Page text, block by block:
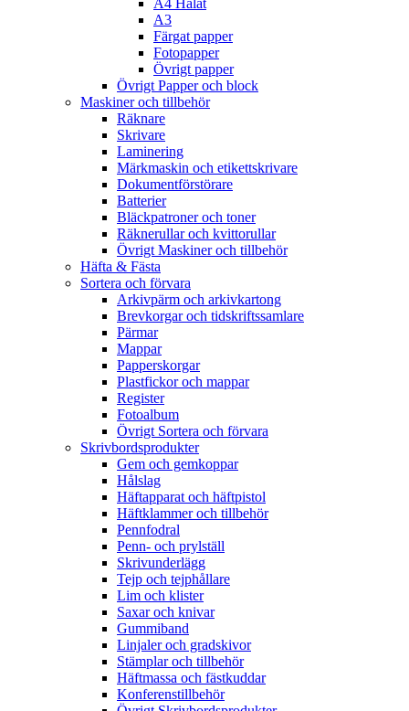
A4 Hålat
A3
Färgat papper
Fotopapper
Övrigt papper
Övrigt Papper och block
Maskiner och tillbehör
Räknare
Skrivare
Laminering
Märkmaskin och etikettskrivare
Dokumentförstörare
Batterier
Bläckpatroner och toner
Räknerullar och kvittorullar
Övrigt Maskiner och tillbehör
Häfta & Fästa
Sortera och förvara
Arkivpärm och arkivkartong
Brevkorgar och tidskriftssamlare
Pärmar
Mappar
Papperskorgar
Plastfickor och mappar
Register
Fotoalbum
Övrigt Sortera och förvara
Skrivbordsprodukter
Gem och gemkoppar
Hålslag
Häftapparat och häftpistol
Häftklammer och tillbehör
Pennfodral
Penn- och prylställ
Skrivunderlägg
Tejp och tejphållare
Lim och klister
Saxar och knivar
Gummiband
Linjaler och gradskivor
Stämplar och tillbehör
Häftmassa och fästkuddar
Konferenstillbehör